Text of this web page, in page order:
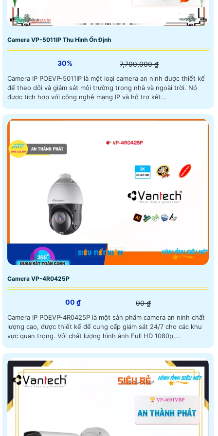
Camera VP-5011IP Thu Hình Ổn Định
30% 7,700,000 ₫
Camera IP POEVP-5011IP là một loại camera an ninh được thiết kế
để theo dõi và giám sát môi trường trong nhà và ngoài trời. Nó
được tích hợp với công nghệ mạng IP và hỗ trợ kết...
Camera VP-4R0425P
00 ₫ 00 ₫
Camera IP POEVP-4R0425P là một sản phẩm camera an ninh chất
lượng cao, được thiết kế để cung cấp giám sát 24/7 cho các khu
vực quan trọng. Với chất lượng hình ảnh Full HD 1080p,...